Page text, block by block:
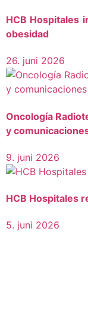
HCB Hospitales
obesidad
26. juni 2026
Oncología
y
9. juni 2026
HCB Hospitales
5. juni 2026